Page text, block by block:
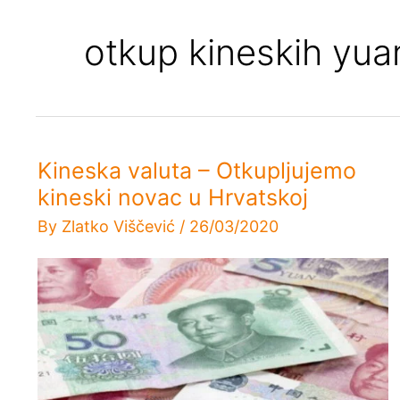
otkup kineskih
Kineska valuta – Otkupljujemo
kineski novac u Hrvatskoj
By Zlatko Viščević / 26/03/2020